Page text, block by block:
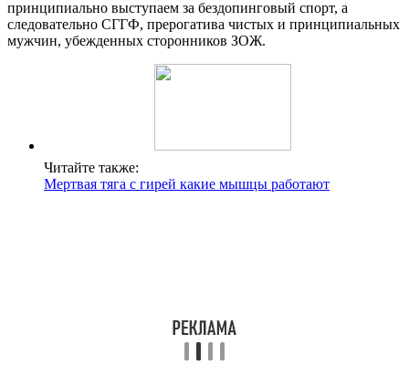
принципиально выступаем за бездопинговый спорт, а
следовательно СГГФ, прерогатива чистых и принципиальных
мужчин, убежденных сторонников ЗОЖ.
Читайте также:
Мертвая тяга с гирей какие мышцы работают